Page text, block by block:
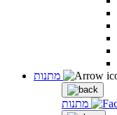
מתנות